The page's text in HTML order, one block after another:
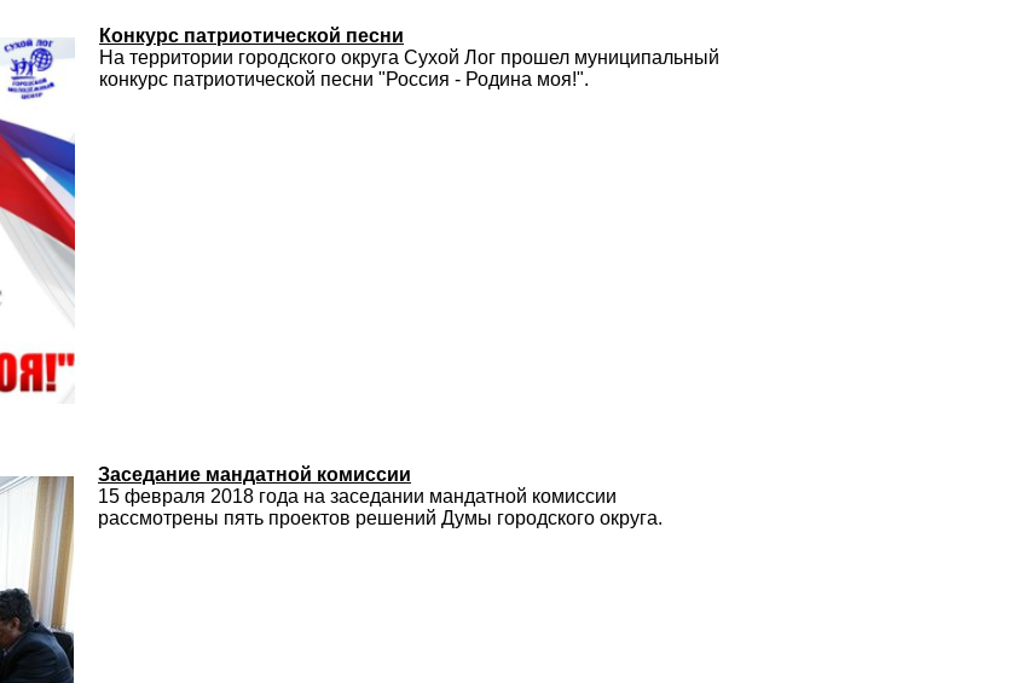
Конкурс патриотической песни
На территории городского округа Сухой Лог прошел муниципальный
конкурс патриотической песни "Россия - Родина моя!".
Заседание мандатной комиссии
15 февраля 2018 года на заседании мандатной комиссии
рассмотрены пять проектов решений Думы городского округа.